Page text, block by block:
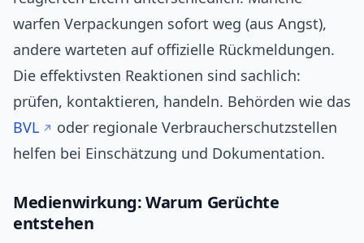
warfen Verpackungen sofort weg (aus Angst),
andere warteten auf offizielle Rückmeldungen.
Die effektivsten Reaktionen sind sachlich:
prüfen, kontaktieren, handeln. Behörden wie das
BVL
oder regionale Verbraucherschutzstellen
helfen bei Einschätzung und Dokumentation.
Medienwirkung: Warum Gerüchte
entstehen